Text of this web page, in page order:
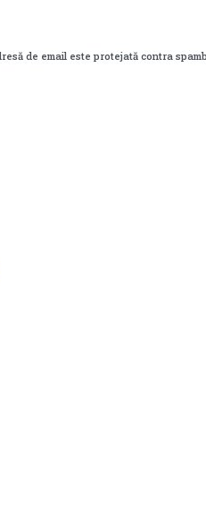
de email este protejată contra